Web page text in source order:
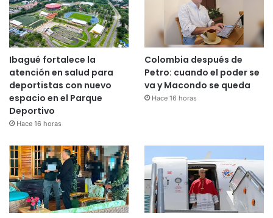
Ibagué fortalece la
atención en salud para
deportistas con nuevo
espacio en el Parque
Deportivo
Hace 16 horas
Colombia después de
Petro: cuando el poder se
va y Macondo se queda
Hace 16 horas